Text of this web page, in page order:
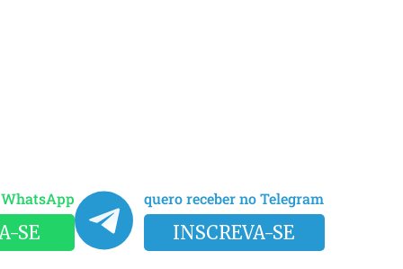
SE
quero receber no Telegram
INSCREVA-SE